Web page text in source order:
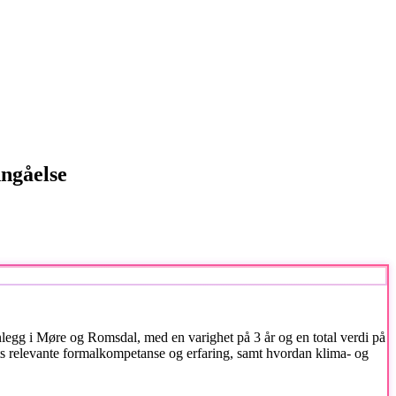
i Møre og Romsdal, med en varighet på 3 år og en total verdi på
formalkompetanse og erfaring, samt hvordan klima- og